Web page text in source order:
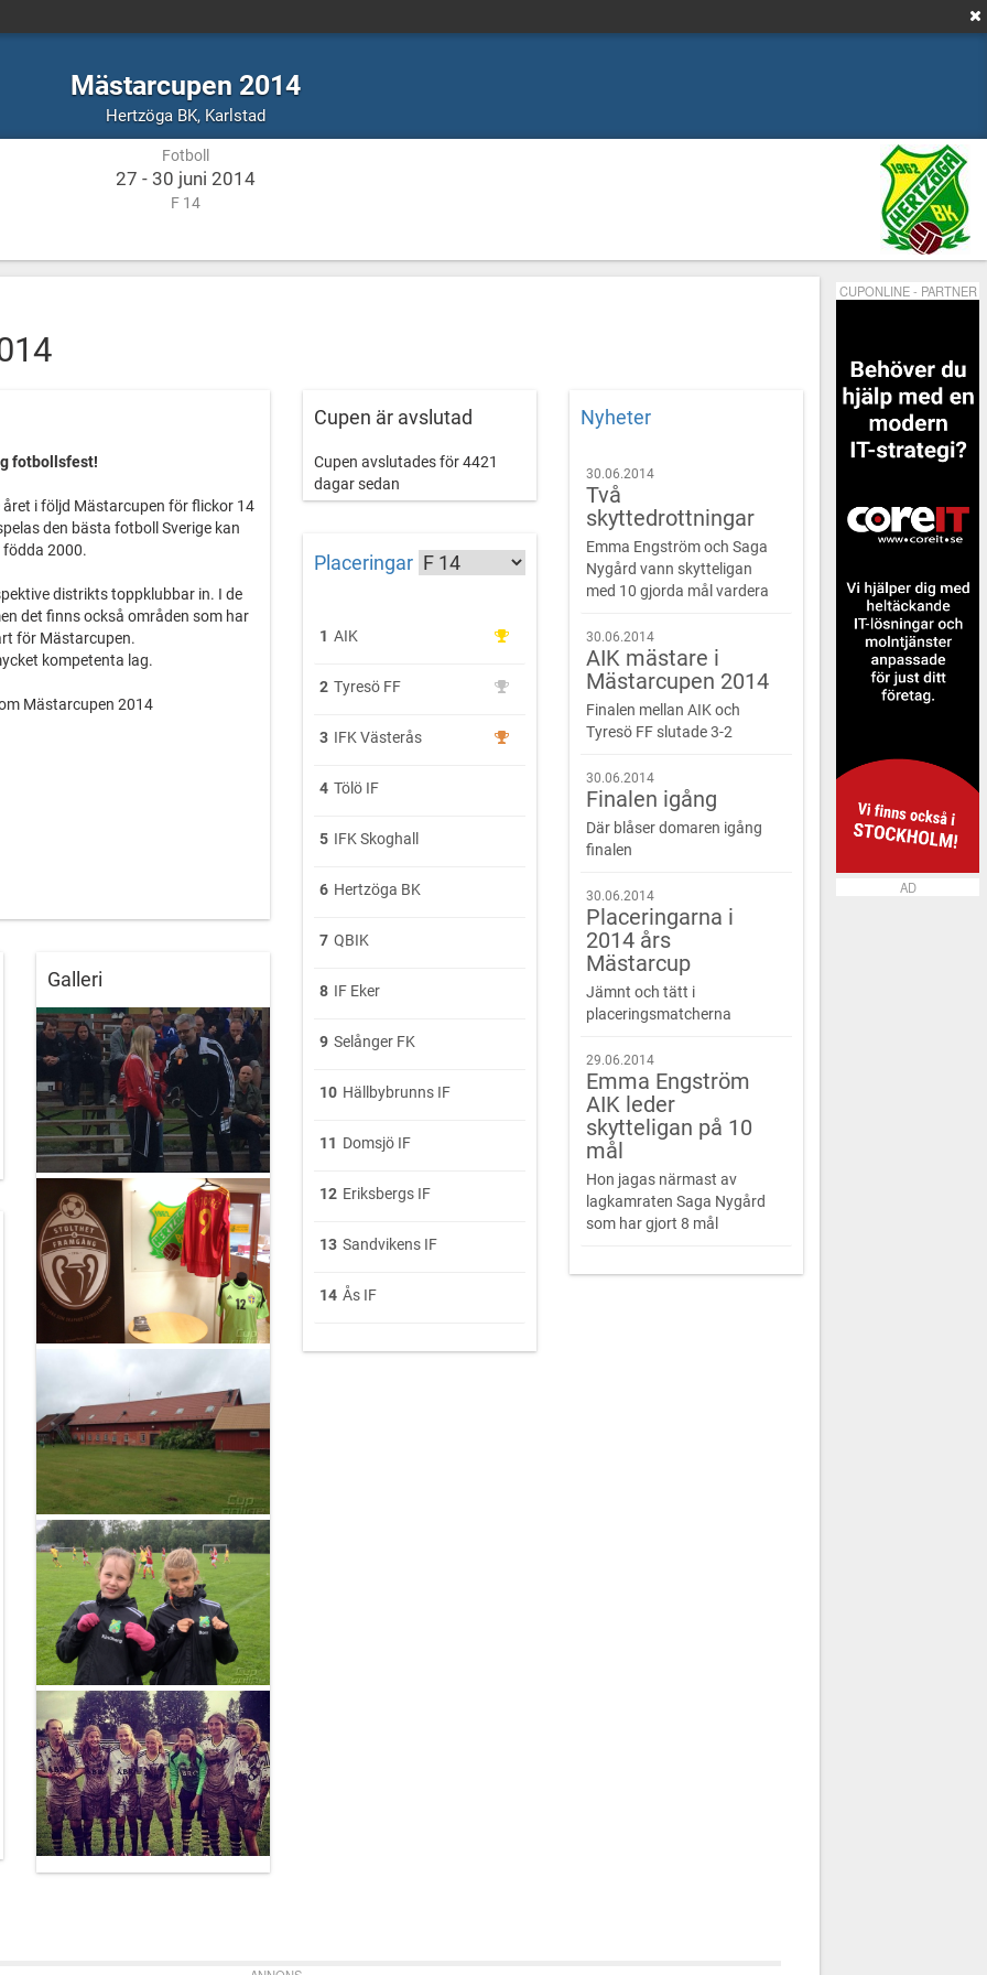
Mästarcupen 2014
Hertzöga BK, Fotboll
KarlstadKarlstad
Fotboll
27 - 30 juni 2014
F 14
fotbollsfest!
i följd Mästarcupen för flickor 14
den bästa fotboll Sverige kan
födda 2000.
distrikts toppklubbar in. I de
det finns också områden som har
för Mästarcupen.
kompetenta lag.
Mästarcupen 2014
som får all vår
BK
Cupen är avslutad
Cupen avslutades för 4421
dagar sedan
Nyheter
30.06.2014
Två
skyttedrottningar
Emma Engström och Saga
Nygård vann skytteligan
med 10 gjorda mål vardera
30.06.2014
AIK mästare i
Mästarcupen 2014
Finalen mellan AIK och
Tyresö FF slutade 3-2
30.06.2014
Finalen igång
Där blåser domaren igång
finalen
30.06.2014
Placeringarna i
2014 års
Mästarcup
Jämnt och tätt i
placeringsmatcherna
29.06.2014
Emma Engström
AIK leder
skytteligan på 10
mål
Hon jagas närmast av
lagkamraten Saga Nygård
som har gjort 8 mål
Placeringar
1 AIK
2 Tyresö FF
3 IFK Västerås
4 Tölö IF
5 IFK Skoghall
6 Hertzöga BK
7 QBIK
8 IF Eker
9 Selånger FK
10 Hällbybrunns IF
11 Domsjö IF
12 Eriksbergs IF
13 Sandvikens IF
14 Ås IF
Galleri
CUPONLINE - PARTNER
AD